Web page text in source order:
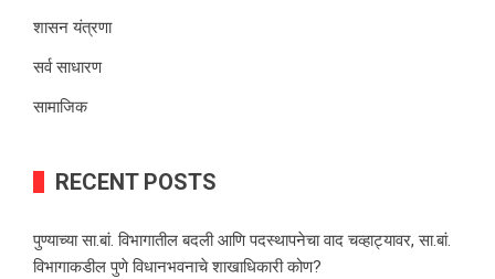
शासन यंत्रणा
सर्व साधारण
सामाजिक
RECENT POSTS
पुण्याच्या सा.बां. विभागातील बदली आणि पदस्थापनेचा वाद चव्हाट्यावर, सा.बां.
विभागाकडील पुणे विधानभवनाचे शाखाधिकारी कोण?